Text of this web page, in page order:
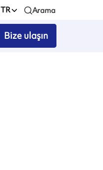
TR Arama
Bize ulaşın